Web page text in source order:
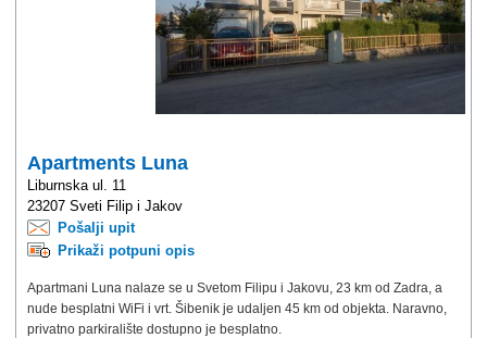
Apartments Luna
Liburnska ul. 11
23207 Sveti Filip i Jakov
Pošalji upit
Prikaži potpuni opis
Apartmani Luna nalaze se u Svetom Filipu i Jakovu, 23 km od Zadra, a
nude besplatni WiFi i vrt. Šibenik je udaljen 45 km od objekta. Naravno,
privatno parkiralište dostupno je besplatno.